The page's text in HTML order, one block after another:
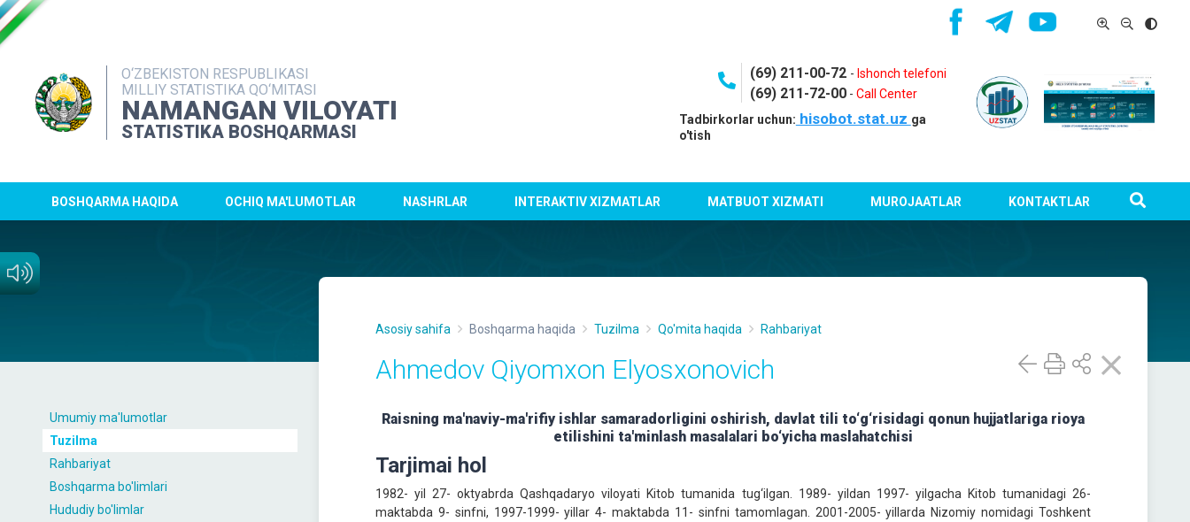
O‘ZBEKISTON RESPUBLIKASI
MILLIY STATISTIKA QO‘MITASI
NAMANGAN VILOYATI
STATISTIKA BOSHQARMASI
(69) 211-00-72 - Ishonch telefoni
(69) 211-72-00- Call Center
Tadbirkorlar uchun: hisobot.stat.uz ga
o'tish
BOSHQARMA HAQIDA OCHIQ MA'LUMOTLAR NASHRLAR INTERAKTIV XIZMATLAR MATBUOT XIZMATI MUROJAATLAR KONTAKTLAR
Umumiy ma'lumotlar
Tuzilma
Rahbariyat
Boshqarma bo'limlari
Hududiy bo'limlar
Asosiy sahifa Boshqarma haqida Tuzilma Qo'mita haqida Rahbariyat
Ahmedov Qiyomxon Elyosxonovich
Raisning ma'naviy-ma'rifiy ishlar samaradorligini oshirish, davlat tili to‘g‘risidagi qonun hujjatlariga rioya
etilishini ta'minlash masalalari bo‘yicha maslahatchisi
Tarjimai hol
1982- yil 27- oktyabrda Qashqadaryo viloyati Kitob tumanida tug‘ilgan. 1989- yildan 1997- yilgacha Kitob tumanidagi 26-
maktabda 9- sinfni, 1997-1999- yillar 4- maktabda 11- sinfni tamomlagan. 2001-2005- yillarda Nizomiy nomidagi Toshkent